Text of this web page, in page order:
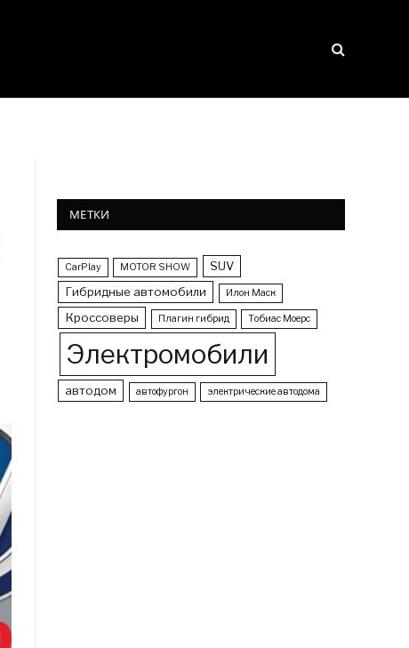
МЕТКИ
CarPlay MOTOR SHOW
SUV
Гибридные автомобили
Илон Маск
Кроссоверы Плагин гибрид Тобиас Моерс
Электромобили
автодом автофургон электрические автодома